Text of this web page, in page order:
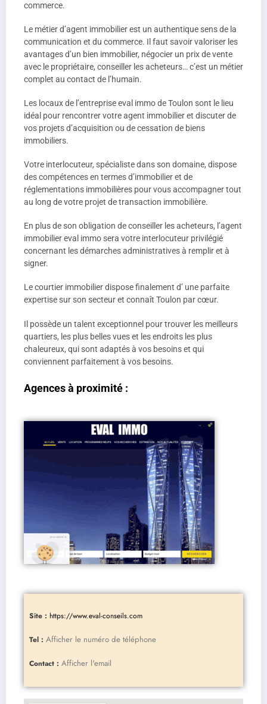
commerce.
Le métier d’agent immobilier est un authentique sens de la
communication et du commerce. Il faut savoir valoriser les
avantages d’un bien immobilier, négocier un prix de vente
avec le propriétaire, conseiller les acheteurs… c’est un métier
complet au contact de l’humain.
Les locaux de l’entreprise eval immo de Toulon sont le lieu
idéal pour rencontrer votre agent immobilier et discuter de
vos projets d’acquisition ou de cessation de biens
immobiliers.
Votre interlocuteur, spécialiste dans son domaine, dispose
des compétences en termes d’immobilier et de
réglementations immobilières pour vous accompagner tout
au long de votre projet de transaction immobilière.
En plus de son obligation de conseiller les acheteurs, l’agent
immobilier eval immo sera votre interlocuteur privilégié
concernant les démarches administratives à remplir et à
signer.
Le courtier immobilier dispose finalement d’ une parfaite
expertise sur son secteur et connaît Toulon par cœur.
Il possède un talent exceptionnel pour trouver les meilleurs
quartiers, les plus belles vues et les endroits les plus
chaleureux, qui sont adaptés à vos besoins et qui
conviennent parfaitement à vos besoins.
Agences à proximité :
Site : https://www.eval-conseils.com
Tel : Afficher le numéro de téléphone
Contact : Afficher l'email